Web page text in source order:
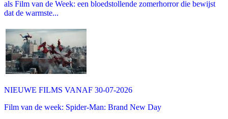
als Film van de Week: een bloedstollende zomerhorror die bewijst
dat de warmste...
NIEUWE FILMS VANAF 30-07-2026
Film van de week: Spider-Man: Brand New Day